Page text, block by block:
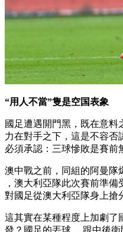
“用人不當”隻是空国表象
國足遭遇開門黑 ，既在意
力在對手之下  ，這是不容
必須承認 ：三球慘敗是賽前
澳中戰之前，同組的阿曼隊
，澳大利亞隊此次賽前準備
對國足從澳大利亞隊身上搶分
這其實在某種程度上加劇了國
發？國足的丟球  ，跟中